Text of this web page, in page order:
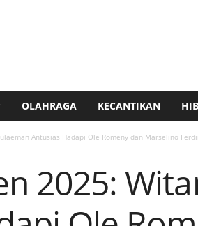
OLAHRAGA KECANTIKAN
Antusias Hadapi Ole Romeny dan Marselino
2025: